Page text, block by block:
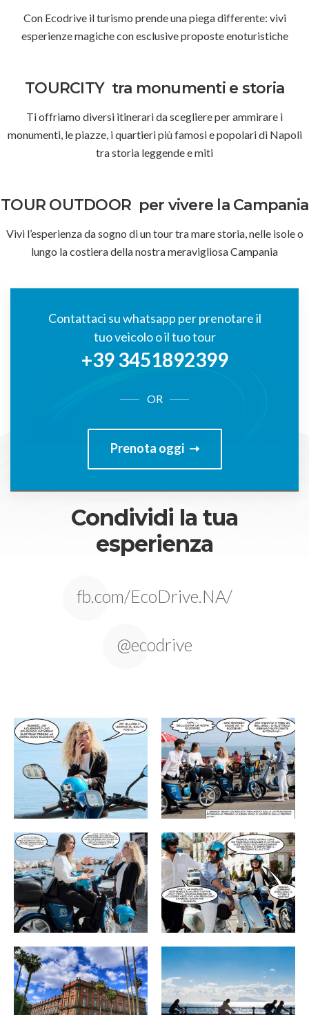
Con Ecodrive il turismo prende una piega differente: vivi
esperienze magiche con esclusive proposte enoturistiche
TOURCITY tra monumenti e storia
Ti offriamo diversi itinerari da scegliere per ammirare i
monumenti, le piazze, i quartieri più famosi e popolari di Napoli
tra storia leggende e miti
TOUR OUTDOOR per vivere la Campania
Vivi l’esperienza da sogno di un tour tra mare storia, nelle isole o
lungo la costiera della nostra meravigliosa Campania
Contattaci su whatsapp per prenotare il
tuo veicolo o il tuo tour
+39 3451892399
OR
Prenota oggi
Condividi la tua
esperienza
fb.com/EcoDrive.NA/
@ecodrive